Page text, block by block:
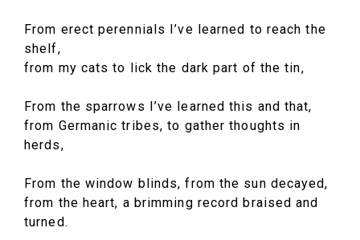
From erect perennials I’ve learned to reach the
shelf,
from my cats to lick the dark part of the tin,
From the sparrows I’ve learned this and that,
from Germanic tribes, to gather thoughts in
herds,
From the window blinds, from the sun decayed,
from the heart, a brimming record braised and
turned.